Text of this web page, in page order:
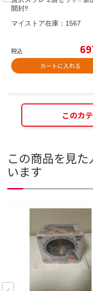
開封‼️
マイストア在庫： 1567
税込
カートに入れる
このカ
この商品を見
います